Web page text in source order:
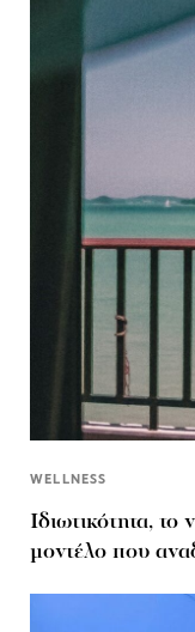
WELLNESS
Ιδιωτικότητα,
μοντέλο που